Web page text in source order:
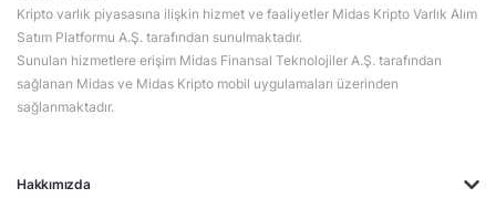
Hakkımızda
Kripto varlık piyasasına ilişkin hizmet ve faaliyetler Midas Kripto Varlık Alım
Satım Platformu A.Ş. tarafından sunulmaktadır.
Sunulan hizmetlere erişim Midas Finansal Teknolojiler A.Ş. tarafından
sağlanan Midas ve Midas Kripto mobil uygulamaları üzerinden
sağlanmaktadır.